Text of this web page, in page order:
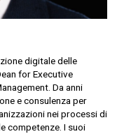
digitale delle
for Executive
Da anni
e consulenza per
nei processi di
competenze. I suoi